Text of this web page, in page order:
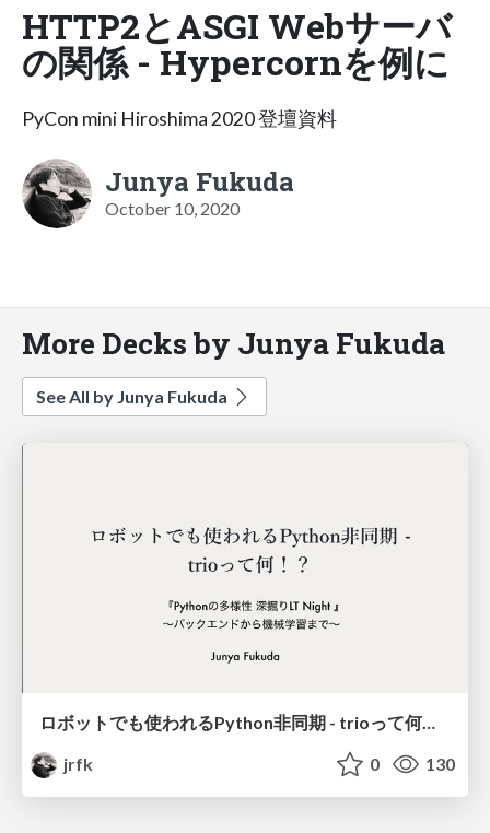
HTTP2とASGI Webサーバ
の関係 - Hypercornを例に
PyCon mini Hiroshima 2020 登壇資料
Junya Fukuda
October 10, 2020
More Decks by Junya Fukuda
See All by Junya Fukuda
ロボットでも使われるPython非同期 - trioって何！？
jrfk
0 130